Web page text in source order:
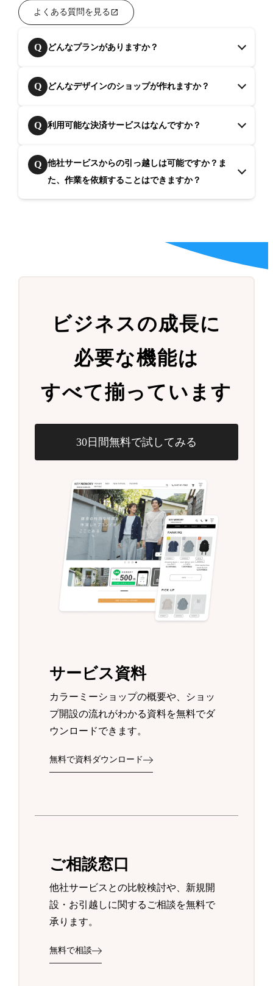
よくある質問を見る
Q どんなプランがありますか？
Q どんなデザインのショップが作れますか？
Q 利用可能な決済サービスはなんですか？
Q
他社サービスからの引っ越しは可能ですか？ま
た、作業を依頼することはできますか？
ビジネスの成長に
必要な機能は
すべて揃っています
30日間無料で試してみる
サービス資料
カラーミーショップの概要や、ショッ
プ開設の流れがわかる資料を無料でダ
ウンロードできます。
無料で資料ダウンロード
ご相談窓口
他社サービスとの比較検討や、新規開
設・お引越しに関するご相談を無料で
承ります。
無料で相談